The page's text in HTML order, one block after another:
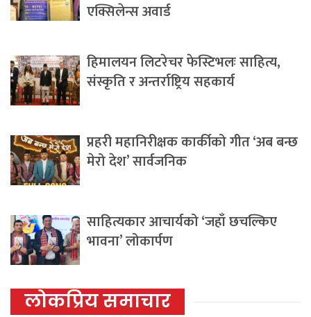
एक्सिलेन्स अवार्ड
हिमालयन लिटरेचर फेस्टिभलः साहित्य,
संस्कृति र अन्तर्राष्ट्रिय सहकार्य
प्रहरी महानिरीक्षक कार्कीको गीत ‘अब बन्छ
मेरो देश’ सार्वजनिक
साहित्यकार आचार्यको ‘जहाँ छचल्किए
भावना’ लोकार्पण
लोकप्रिय समाचार